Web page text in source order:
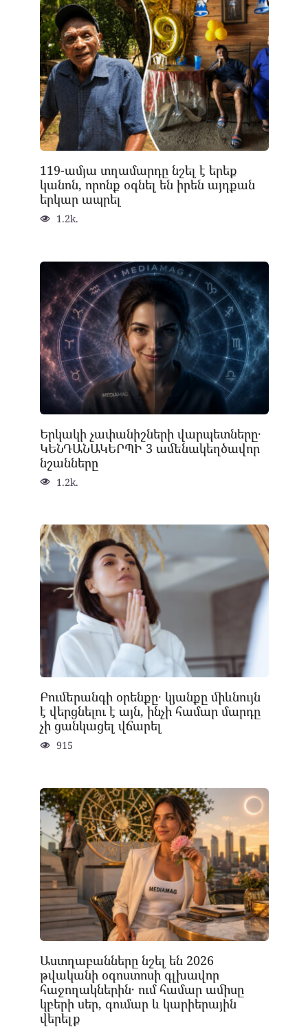
119-ամյա տղամարդը նշել է երեք
կանոն, որոնք օգնել են իրեն այդքան
երկար ապրել
1.2k.
Երկակի չափանիշների վարպետները․
ԿԵՆԴԱՆԱԿԵՐՊԻ 3 ամենակեղծավոր
նշանները
1.2k.
Բումերանգի օրենքը․ կյանքը միևնույն
է վերցնելու է այն, ինչի համար մարդը
չի ցանկացել վճարել
915
Աստղաբանները նշել են 2026
թվականի օգոստոսի գլխավոր
հաջողակներին․ ում համար ամիսը
կբերի սեր, գումար և կարիերային
վերելք